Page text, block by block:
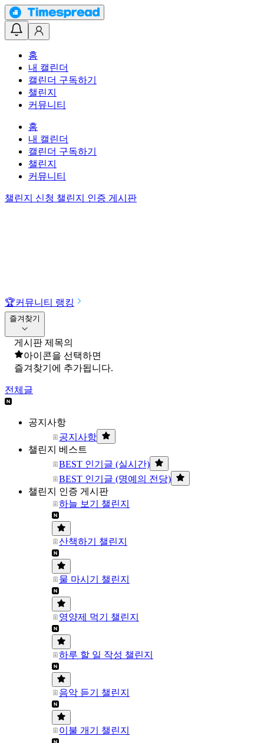
홈
내 캘린더
캘린더 구독하기
챌린지
커뮤니티
홈
내 캘린더
캘린더 구독하기
챌린지
커뮤니티
챌린지 신청 챌린지 인증 게시판
🏆커뮤니티 랭킹
즐겨찾기
게시판 제목의
아이콘을 선택하면
즐겨찾기에 추가됩니다.
전체글
공지사항
공지사항
챌린지 베스트
BEST 인기글 (실시간)
BEST 인기글 (명예의 전당)
챌린지 인증 게시판
하늘 보기 챌린지
산책하기 챌린지
물 마시기 챌린지
영양제 먹기 챌린지
하루 할 일 작성 챌린지
음악 듣기 챌린지
이불 개기 챌린지